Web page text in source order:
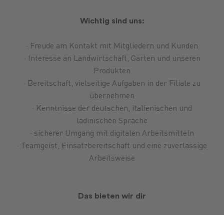
Wichtig sind uns:
· Freude am Kontakt mit Mitgliedern und Kunden
· Interesse an Landwirtschaft, Garten und unseren
Produkten
· Bereitschaft, vielseitige Aufgaben in der Filiale zu
übernehmen
· Kenntnisse der deutschen, italienischen und
ladinischen Sprache
· sicherer Umgang mit digitalen Arbeitsmitteln
· Teamgeist, Einsatzbereitschaft und eine zuverlässige
Arbeitsweise
Das bieten wir dir